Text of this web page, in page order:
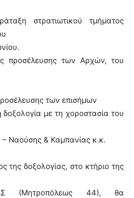
στρατιωτικού τμήματος
προσέλευσης των Αρχών, του
των επισήμων
με τη χοροστασία του
– Ναούσης & Καμπανίας κ.κ.
της δοξολογίας, στο κτήριο της
(Μητροπόλεως 44), θα